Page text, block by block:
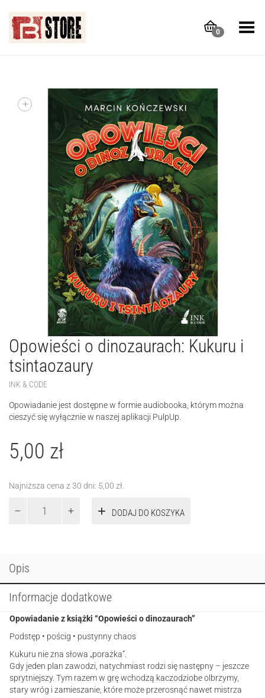
0
Toggle Menu
+
Opowieści o dinozaurach: Kukuru i
tsintaozaury
INK & CODE
Opowiadanie jest dostępne w formie audiobooka, którym można
cieszyć się wyłącznie w naszej aplikacji PulpUp.
5,00 zł
Najniższa cena z 30 dni: 5,00 zł
Opowieści
tsintaozaury
DODAJ DO KOSZYKA
Opis
Informacje dodatkowe
Opowiadanie z książki “Opowieści o dinozaurach”
Podstęp • pościg • pustynny chaos
Kukuru nie zna słowa „porażka”.
Gdy jeden plan zawodzi, natychmiast rodzi się następny – jeszcze
sprytniejszy. Tym razem w grę wchodzą kaczodziobe olbrzymy,
stary wróg i zamieszanie, które może przerosnąć nawet mistrza